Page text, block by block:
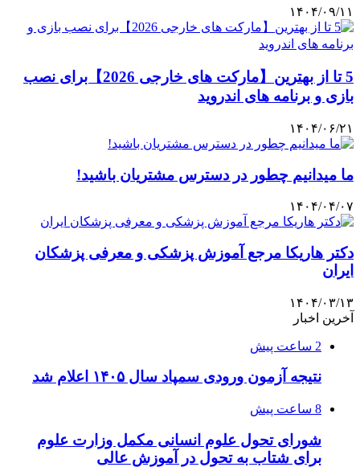
۱۴۰۴/۰۹/۱۱
5 تا از بهترین【مارکت های خارجی 2026】برای نصب
بازی و برنامه های اندروید
۱۴۰۴/۰۶/۲۱
ما میدانیم چطور در دسترس مشتریان باشید!
۱۴۰۴/۰۴/۰۷
دکتر هاریکا مرجع آموزش پزشکی و معرفی پزشکان
ایران
۱۴۰۴/۰۳/۱۳
آخرین اخبار
2 ساعت پیش
نتیجه آزمون ورودی سمپاد سال ۱۴۰۵ اعلام شد
8 ساعت پیش
شورای تحول علوم انسانی مکمل وزارت علوم
برای شتاب به تحول در آموزش عالی